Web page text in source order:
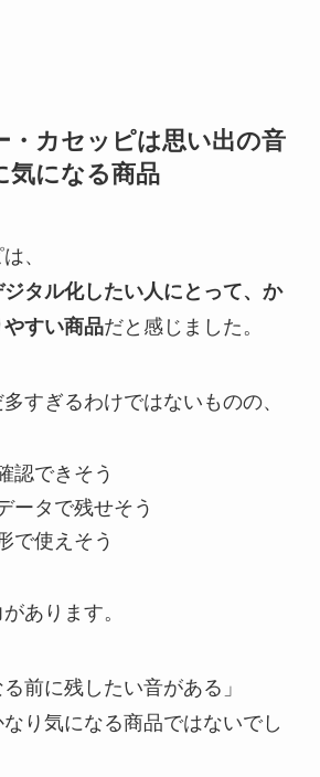
・カセッピは思い出の音
気になる商品
、
タル化したい人にとって、か
すい商品だと感じました。
すぎるわけではないものの、
認できそう
ータで残せそう
で使えそう
あります。
前に残したい音がある」
り気になる商品ではないでし